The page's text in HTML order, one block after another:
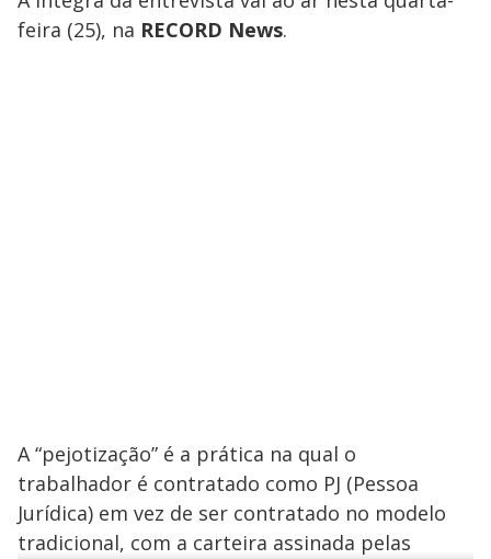
feira (25), na RECORD News.
A “pejotização” é a prática na qual o
trabalhador é contratado como PJ (Pessoa
Jurídica) em vez de ser contratado no modelo
tradicional, com a carteira assinada pelas